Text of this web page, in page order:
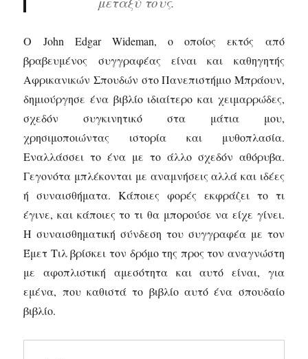
Ο John Edgar Wideman, ο οποίος εκτός από
βραβευμένος συγγραφέας είναι και καθηγητής
Αφρικανικών Σπουδών στο Πανεπιστήμιο Μπράουν,
δημιούργησε ένα βιβλίο ιδιαίτερο και χειμαρρώδες,
σχεδόν συγκινητικό στα μάτια μου,
χρησιμοποιώντας ιστορία και μυθοπλασία.
Εναλλάσσει το ένα με το άλλο σχεδόν αθόρυβα.
Γεγονότα μπλέκονται με αναμνήσεις αλλά και ιδέες
ή συναισθήματα. Κάποιες φορές εκφράζει το τι
έγινε, και κάποιες το τι θα μπορούσε να είχε γίνει.
Η συναισθηματική σύνδεση του συγγραφέα με τον
Έμετ Τιλ βρίσκει τον δρόμο της προς τον αναγνώστη
με αφοπλιστική αμεσότητα και αυτό είναι, για
εμένα, που καθιστά το βιβλίο αυτό ένα σπουδαίο
βιβλίο.